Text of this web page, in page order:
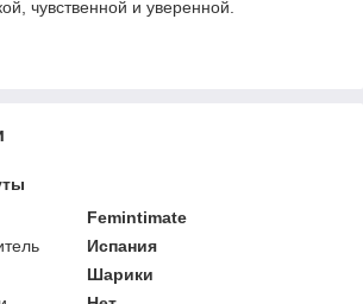
чувственной и уверенной.
Femintimate
Испания
Шарики